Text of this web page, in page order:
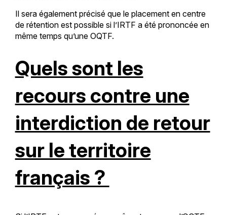
Il sera également précisé que le placement en centre
de rétention est possible si l’IRTF a été prononcée en
même temps qu’une OQTF.
Quels sont les
recours contre une
interdiction de retour
sur le territoire
français ?